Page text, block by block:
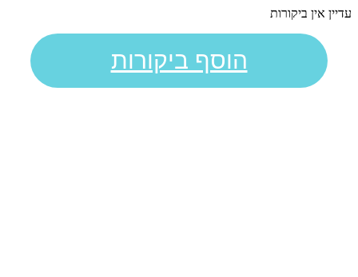
עדיין אין ביקורות
הוסף ביקורות